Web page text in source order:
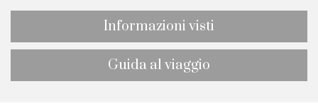
Informazioni visti
Guida al viaggio